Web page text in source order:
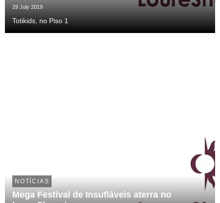
29 July 2019
Totikids, no Piso 1
NOTÍCIAS
Mega Festival de Insufláveis aterra no